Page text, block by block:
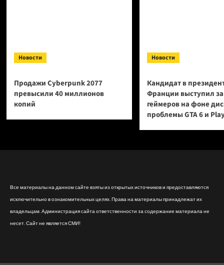
Новости
Продажи Cyberpunk 2077
превысили 40 миллионов
копий
Новости
Кандидат в
Франции выступил
геймеров на фоне
проблемы GTA 6 и
Все материалы на данном сайте взяты из открытых источников и предоставляются
исключительно в ознакомительных целях. Права на материалы принадлежат их
владельцам. Администрация сайта ответственности за содержание материала не
несет. Сайт не является СМИ!